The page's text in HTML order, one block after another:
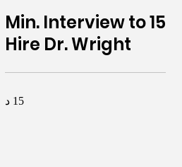
15 Min. Interview to
Hire Dr. Wright
15 د